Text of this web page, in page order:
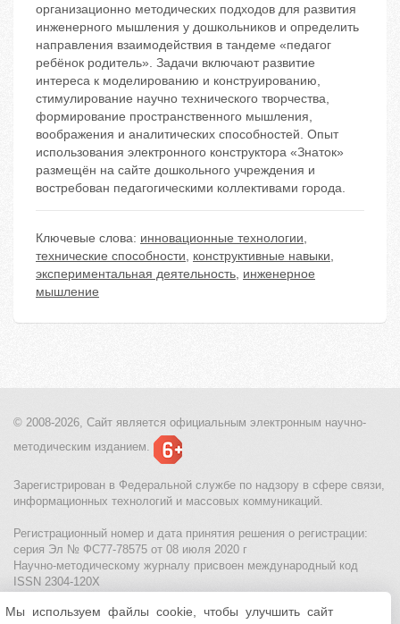
организационно методических подходов для развития
инженерного мышления у дошкольников и определить
направления взаимодействия в тандеме «педагог
ребёнок родитель». Задачи включают развитие
интереса к моделированию и конструированию,
стимулирование научно технического творчества,
формирование пространственного мышления,
воображения и аналитических способностей. Опыт
использования электронного конструктора «Знаток»
размещён на сайте дошкольного учреждения и
востребован педагогическими коллективами города.
Ключевые слова: инновационные технологии,
технические способности, конструктивные навыки,
экспериментальная деятельность, инженерное
мышление
© 2008-2026, Сайт является официальным электронным научно-
методическим изданием.
Зарегистрирован в Федеральной службе по надзору в сфере связи,
информационных технологий и массовых коммуникаций.
Регистрационный номер и дата принятия решения о регистрации:
серия Эл № ФС77-78575 от 08 июля 2020 г
Научно-методическому журналу присвоен международный код
ISSN 2304-120X
МЦИТО|Школьные олимпиады и онлайн конкурсы для детей
Мы используем файлы cookie, чтобы улучшить сайт